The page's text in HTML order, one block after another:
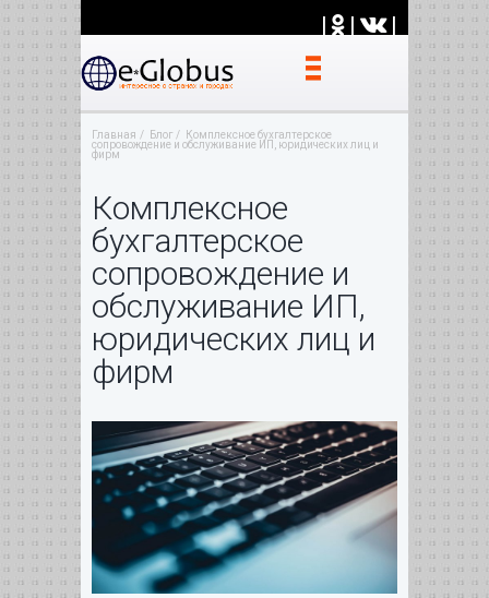
| | |
Главная Блог
Комплексное бухгалтерское
сопровождение и обслуживание ИП, юридических лиц и
фирм
Комплексное
бухгалтерское
сопровождение и
обслуживание ИП,
юридических лиц и
фирм